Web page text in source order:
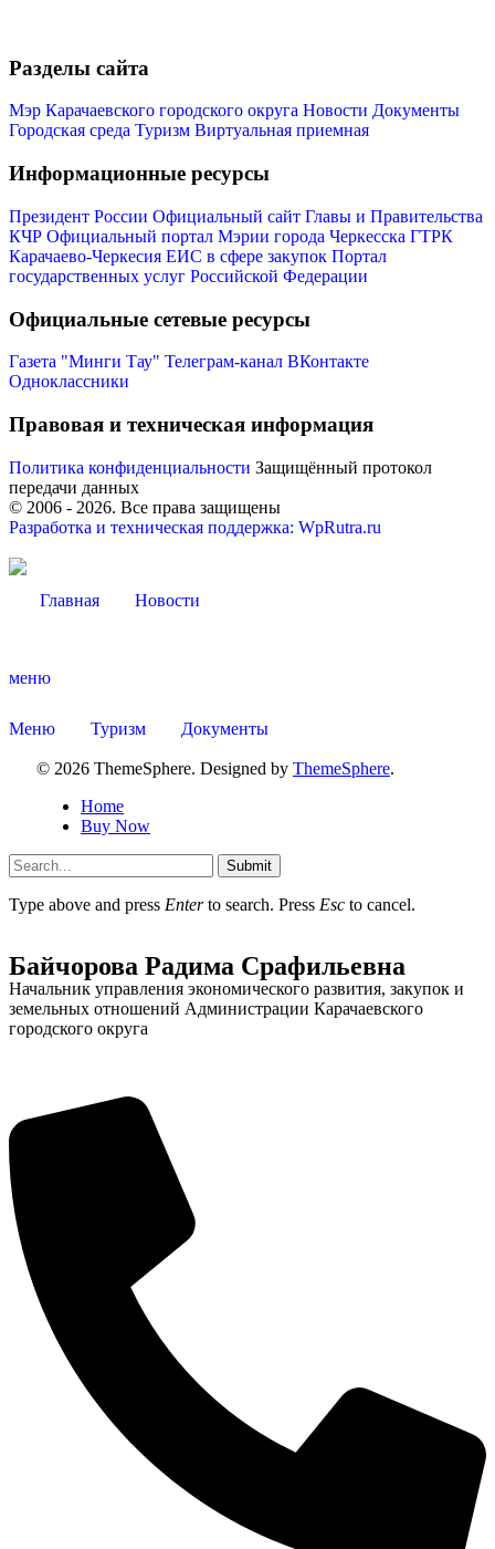
Разделы сайта
Мэр Карачаевского городского округа Новости Документы
Городская среда Туризм Виртуальная приемная
Информационные ресурсы
Президент России Официальный сайт Главы и Правительства
КЧР Официальный портал Мэрии города Черкесска ГТРК
Карачаево-Черкесия ЕИС в сфере закупок Портал
государственных услуг Российской Федерации
Официальные сетевые ресурсы
Газета "Минги Тау" Телеграм-канал ВКонтакте
Одноклассники
Правовая и техническая информация
Политика конфиденциальности Защищённый протокол
передачи данных
© 2006 - 2026. Все права защищены
Разработка и техническая поддержка: WpRutra.ru
Главная Новости
меню
Меню Туризм Документы
© 2026 ThemeSphere. Designed by ThemeSphere.
Home
Buy Now
Submit
Type above and press Enterto search. Press Esc to cancel.
Об округе
Байчорова Радима Срафильевна
Начальник управления экономического развития, закупок и
земельных отношений Администрации Карачаевского
городского округа